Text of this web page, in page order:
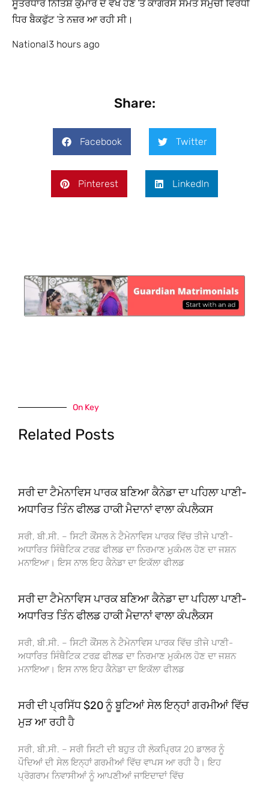
ਸੂਤਰਧਾਰ ਨਿਤਿਸ਼ ਕੁਮਾਰ ਦੇ ਵੱਖ ਹੋਣ ’ਤੇ ਕਾਂਗਰਸ ਸਮੇਤ ਸਮੁੱਚੀ ਵਿਰੋਧੀ
ਧਿਰ ਬੈਕਫੁੱਟ ’ਤੇ ਨਜ਼ਰ ਆ ਰਹੀ ਸੀ।
National3 hours ago
Share:
Facebook Twitter
Pinterest LinkedIn
On Key
Related Posts
ਸਰੀ ਦਾ ਟੈਮੇਨਾਵਿਸ ਪਾਰਕ ਬਣਿਆ ਕੈਨੇਡਾ ਦਾ ਪਹਿਲਾ ਪਾਣੀ-
ਅਧਾਰਿਤ ਤਿੰਨ ਫੀਲਡ ਹਾਕੀ ਮੈਦਾਨਾਂ ਵਾਲਾ ਕੰਪਲੈਕਸ
ਸਰੀ, ਬੀ.ਸੀ. – ਸਿਟੀ ਕੌਂਸਲ ਨੇ ਟੈਮੇਨਾਵਿਸ ਪਾਰਕ ਵਿੱਚ ਤੀਜੇ ਪਾਣੀ-
ਅਧਾਰਿਤ ਸਿੰਥੈਟਿਕ ਟਰਫ਼ ਫੀਲਡ ਦਾ ਨਿਰਮਾਣ ਮੁਕੰਮਲ ਹੋਣ ਦਾ ਜਸ਼ਨ
ਮਨਾਇਆ। ਇਸ ਨਾਲ ਇਹ ਕੈਨੇਡਾ ਦਾ ਇਕੱਲਾ ਫੀਲਡ
ਸਰੀ ਦਾ ਟੈਮੇਨਾਵਿਸ ਪਾਰਕ ਬਣਿਆ ਕੈਨੇਡਾ ਦਾ ਪਹਿਲਾ ਪਾਣੀ-
ਅਧਾਰਿਤ ਤਿੰਨ ਫੀਲਡ ਹਾਕੀ ਮੈਦਾਨਾਂ ਵਾਲਾ ਕੰਪਲੈਕਸ
ਸਰੀ, ਬੀ.ਸੀ. – ਸਿਟੀ ਕੌਂਸਲ ਨੇ ਟੈਮੇਨਾਵਿਸ ਪਾਰਕ ਵਿੱਚ ਤੀਜੇ ਪਾਣੀ-
ਅਧਾਰਿਤ ਸਿੰਥੈਟਿਕ ਟਰਫ਼ ਫੀਲਡ ਦਾ ਨਿਰਮਾਣ ਮੁਕੰਮਲ ਹੋਣ ਦਾ ਜਸ਼ਨ
ਮਨਾਇਆ। ਇਸ ਨਾਲ ਇਹ ਕੈਨੇਡਾ ਦਾ ਇਕੱਲਾ ਫੀਲਡ
ਸਰੀ ਦੀ ਪ੍ਰਸਿੱਧ $20 ਨੂੰ ਬੂਟਿਆਂ ਸੇਲ ਇਨ੍ਹਾਂ ਗਰਮੀਆਂ ਵਿੱਚ
ਮੁੜ ਆ ਰਹੀ ਹੈ
ਸਰੀ, ਬੀ.ਸੀ. – ਸਰੀ ਸਿਟੀ ਦੀ ਬਹੁਤ ਹੀ ਲੋਕਪ੍ਰਿਯ 20 ਡਾਲਰ ਨੂੰ
ਪੌਦਿਆਂ ਦੀ ਸੇਲ ਇਨ੍ਹਾਂ ਗਰਮੀਆਂ ਵਿੱਚ ਵਾਪਸ ਆ ਰਹੀ ਹੈ। ਇਹ
ਪ੍ਰੋਗਰਾਮ ਨਿਵਾਸੀਆਂ ਨੂੰ ਆਪਣੀਆਂ ਜਾਇਦਾਦਾਂ ਵਿੱਚ